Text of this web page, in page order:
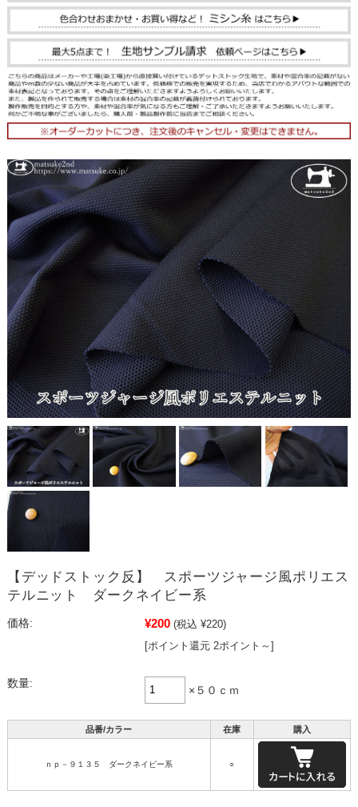
【デッドストック反】 スポーツジャージ風ポリエス
テルニット ダークネイビー系
価格: ¥200 (税込 ¥220)
[ポイント還元 2ポイント～]
数量:
×５０ｃｍ
品番/カラー 在庫 購入
ｎｐ－９１３５ ダークネイビー系 ○